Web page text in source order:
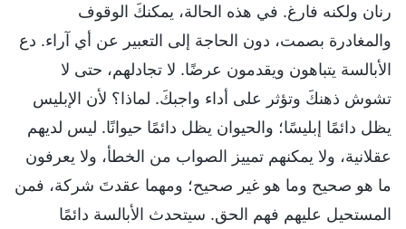
رنان ولكنه فارغ. في هذه الحالة، يمكنكَ الوقوف
والمغادرة بصمت، دون الحاجة إلى التعبير عن أي آراء. دع
الأبالسة يتباهون ويقدمون عرضًا. لا تجادلهم، حتى لا
تشوش ذهنكَ وتؤثر على أداء واجبكَ. لماذا؟ لأن الإبليس
يظل دائمًا إبليسًا؛ والحيوان يظل دائمًا حيوانًا. ليس لديهم
عقلانية، ولا يمكنهم تمييز الصواب من الخطأ، ولا يعرفون
ما هو صحيح وما هو غير صحيح؛ ومهما عقدتَ شركة، فمن
المستحيل عليهم فهم الحق. سيتحدث الأبالسة دائمًا